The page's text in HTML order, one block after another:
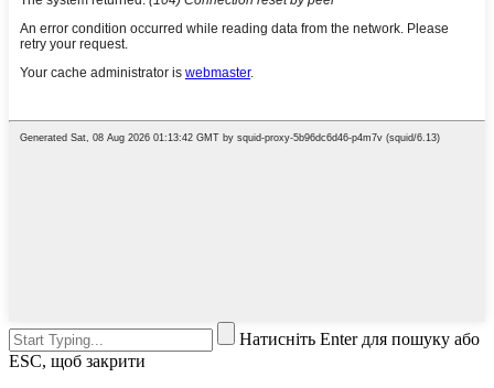
Натисніть Enter для пошуку або
ESC, щоб закрити